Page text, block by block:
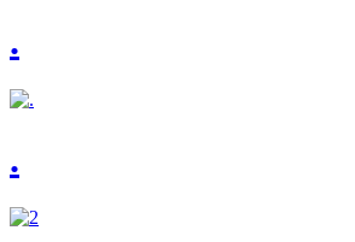
.
.